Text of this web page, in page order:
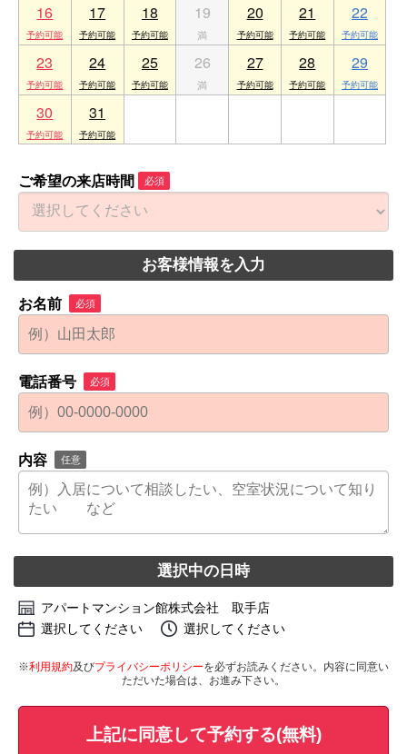
16 17 18 19 20 21 22
23 24 25 26 27 28 29
30 31
ご希望の来店時間 必須
お客様情報を入力
お名前 必須
電話番号 必須
内容 任意
選択中の日時
アパートマンション館株式会社 取手店
選択してください
選択してください
※利用規約及びプライバシーポリシーを必ずお読みください。内容に同意い
ただいた場合は、お進み下さい。
上記に同意して予約する(無料)